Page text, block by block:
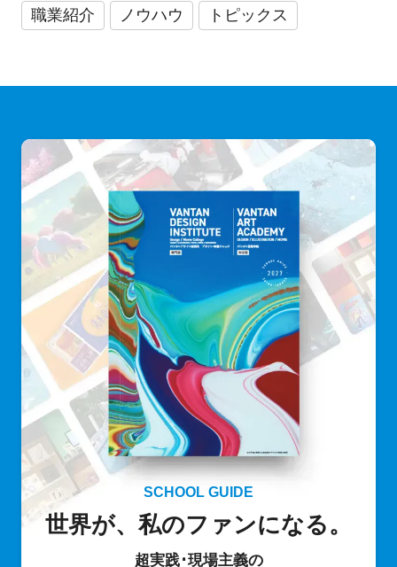
職業紹介 ノウハウ トピックス
SCHOOL GUIDE
世界が、私のファンになる。
超実践･現場主義の